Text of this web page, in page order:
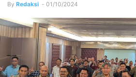
By Redaksi - 01/10/2024